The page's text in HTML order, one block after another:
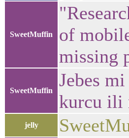
SweetMuffin
of
missing
SweetMuffin
Jebes
kurcu ili
jelly